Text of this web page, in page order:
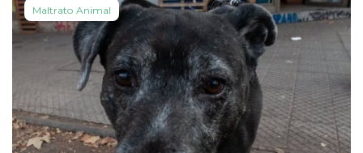
Maltrato Animal